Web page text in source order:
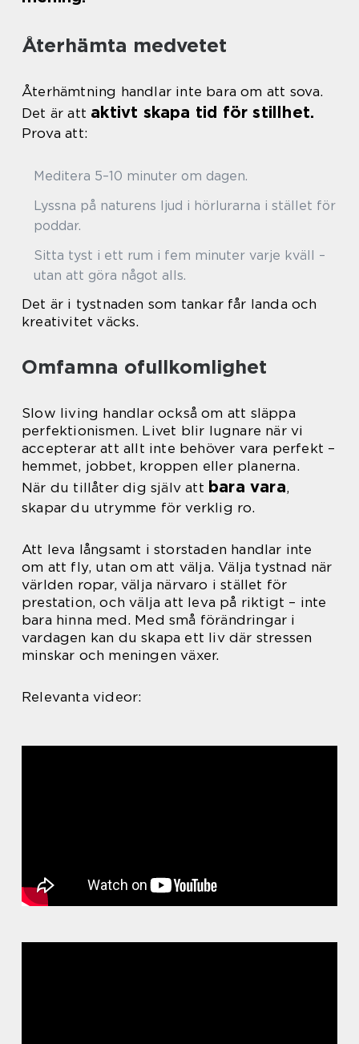
Återhämta medvetet
Återhämtning handlar inte bara om att sova.
Det är att aktivt skapa tid för stillhet.
Prova att:
Meditera 5–10 minuter om dagen.
Lyssna på naturens ljud i hörlurarna i stället för
poddar.
Sitta tyst i ett rum i fem minuter varje kväll –
utan att göra något alls.
Det är i tystnaden som tankar får landa och
kreativitet väcks.
Omfamna ofullkomlighet
Slow living handlar också om att släppa
perfektionismen. Livet blir lugnare när vi
accepterar att allt inte behöver vara perfekt –
hemmet, jobbet, kroppen eller planerna.
När du tillåter dig själv att bara vara,
skapar du utrymme för verklig ro.
Att leva långsamt i storstaden handlar inte
om att fly, utan om att välja. Välja tystnad när
världen ropar, välja närvaro i stället för
prestation, och välja att leva på riktigt – inte
bara hinna med. Med små förändringar i
vardagen kan du skapa ett liv där stressen
minskar och meningen växer.
Relevanta videor: